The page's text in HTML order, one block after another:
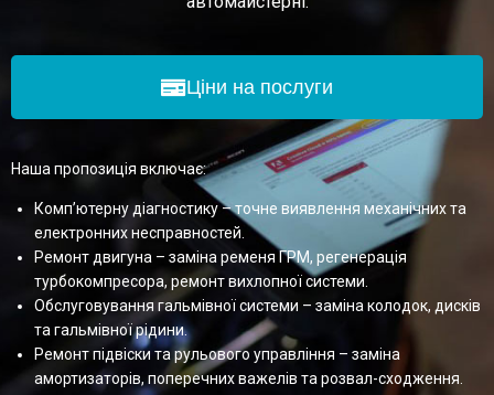
Ціни на послуги
Наша пропозиція включає:
Комп’ютерну діагностику – точне виявлення механічних та
електронних несправностей.
Ремонт двигуна – заміна ременя ГРМ, регенерація
турбокомпресора, ремонт вихлопної системи.
Обслуговування гальмівної системи – заміна колодок, дисків
та гальмівної рідини.
Ремонт підвіски та рульового управління – заміна
амортизаторів, поперечних важелів та розвал-сходження.